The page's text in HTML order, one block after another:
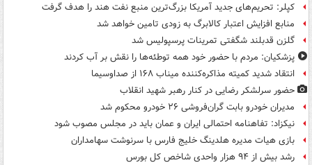
کپلر: تحریم‌های جدید آمریکا بزرگ‌ترین منبع نفت هند را هدف گرفت
منابع افزایش اعتبار کالابرگ به زودی تامین خواهد شد
گلزن قدبلند شگفتی تمرینات پرسپولیس شد
پزشکیان: مردم با حضور خود همه توطئه‌ها را نقش بر آب کردند
انتقاد شدید کمیته مذاکره‌کننده میناب ۱۶۸ از صداوسیما
حضور سرلشکر رضایی در کنار رهبر شهید انقلاب
مدیران خودرو بابت گران‌فروشی ۲۶ خودرو محکوم شد
نیکزاد: تفاهنامه احتمالی ایران و عمان باید در مجلس مصوب شود
بازی هیات مدیره هلدینگ خلیج فارس با سرنوشت سهامداران
رشد بیش از ۹۴ هزار واحدی شاخص کل بورس